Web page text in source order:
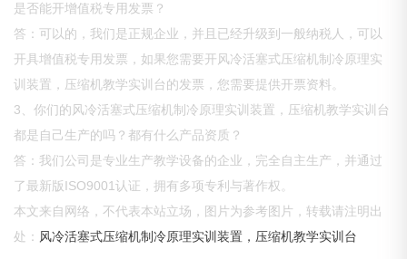
是否能开增值税专用发票？
答：可以的，我们是正规企业，并且已经升级到一般纳税人，可以
开具增值税专用发票，如果您需要开风冷活塞式压缩机制冷原理实
训装置，压缩机教学实训台的发票，您需要提供开票资料。
3、你们的风冷活塞式压缩机制冷原理实训装置，压缩机教学实训台
都是自己生产的吗？都有什么产品资质？
答：我们公司是专业生产教学设备的企业，完全自主生产，并通过
了最新版ISO9001认证，拥有多项专利与著作权。
本文来自网络，不代表本站立场，图片为参考图片，转载请注明出
处： 风冷活塞式压缩机制冷原理实训装置，压缩机教学实训台